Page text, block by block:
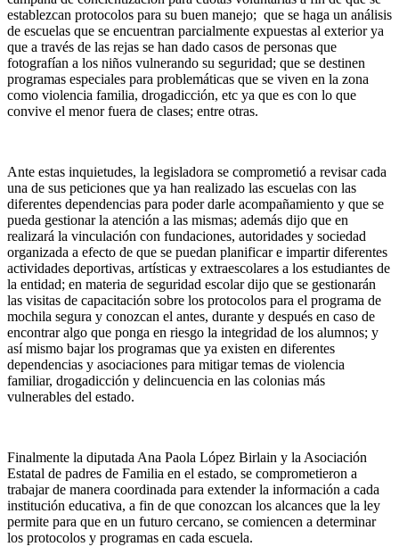
establezcan protocolos para su buen manejo; que se haga un análisis
de escuelas que se encuentran parcialmente expuestas al exterior ya
que a través de las rejas se han dado casos de personas que
fotografían a los niños vulnerando su seguridad; que se destinen
programas especiales para problemáticas que se viven en la zona
como violencia familia, drogadicción, etc ya que es con lo que
convive el menor fuera de clases; entre otras.
Ante estas inquietudes, la legisladora se comprometió a revisar cada
una de sus peticiones que ya han realizado las escuelas con las
diferentes dependencias para poder darle acompañamiento y que se
pueda gestionar la atención a las mismas; además dijo que en
realizará la vinculación con fundaciones, autoridades y sociedad
organizada a efecto de que se puedan planificar e impartir diferentes
actividades deportivas, artísticas y extraescolares a los estudiantes de
la entidad; en materia de seguridad escolar dijo que se gestionarán
las visitas de capacitación sobre los protocolos para el programa de
mochila segura y conozcan el antes, durante y después en caso de
encontrar algo que ponga en riesgo la integridad de los alumnos; y
así mismo bajar los programas que ya existen en diferentes
dependencias y asociaciones para mitigar temas de violencia
familiar, drogadicción y delincuencia en las colonias más
vulnerables del estado.
Finalmente la diputada Ana Paola López Birlain y la Asociación
Estatal de padres de Familia en el estado, se comprometieron a
trabajar de manera coordinada para extender la información a cada
institución educativa, a fin de que conozcan los alcances que la ley
permite para que en un futuro cercano, se comiencen a determinar
los protocolos y programas en cada escuela.